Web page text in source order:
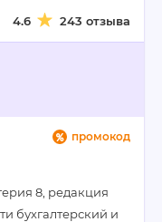
4.6 243 отзыва
промокод
8, редакция
бухгалтерский и